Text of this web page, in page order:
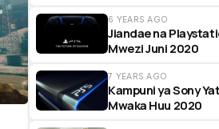
6 YEARS AGO
Jiandae na
Mwezi Juni 2020
7 YEARS AGO
Kampuni ya Sony
Mwaka Huu 2020